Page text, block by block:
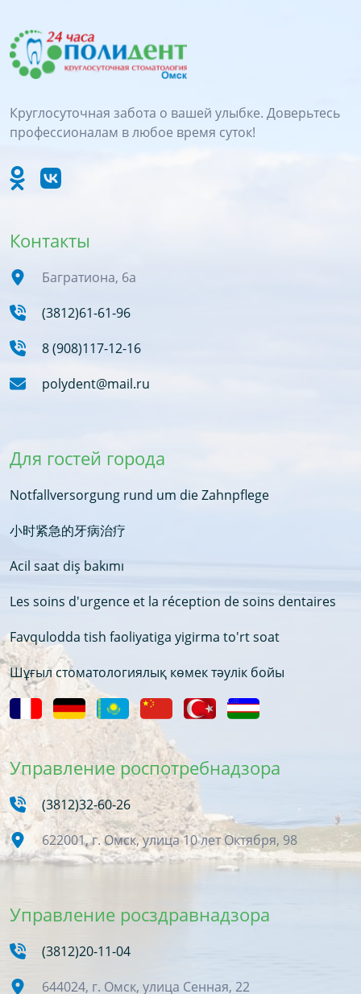
Круглосуточная забота о вашей улыбке. Доверьтесь
профессионалам в любое время суток!
Контакты
Багратиона, 6а
(3812)61-61-96
8 (908)117-12-16
polydent@mail.ru
Для гостей города
Notfallversorgung rund um die Zahnpflege
小时紧急的牙病治疗
Acil saat diş bakımı
Les soins d'urgence et la réception de soins dentaires
Favqulodda tish faoliyatiga yigirma to'rt soat
Шұғыл стоматологиялық көмек тәулік бойы
Управление роспотребнадзора
(3812)32-60-26
622001, г. Омск, улица 10 лет Октября, 98
Управление росздравнадзора
(3812)20-11-04
644024, г. Омск, улица Сенная, 22